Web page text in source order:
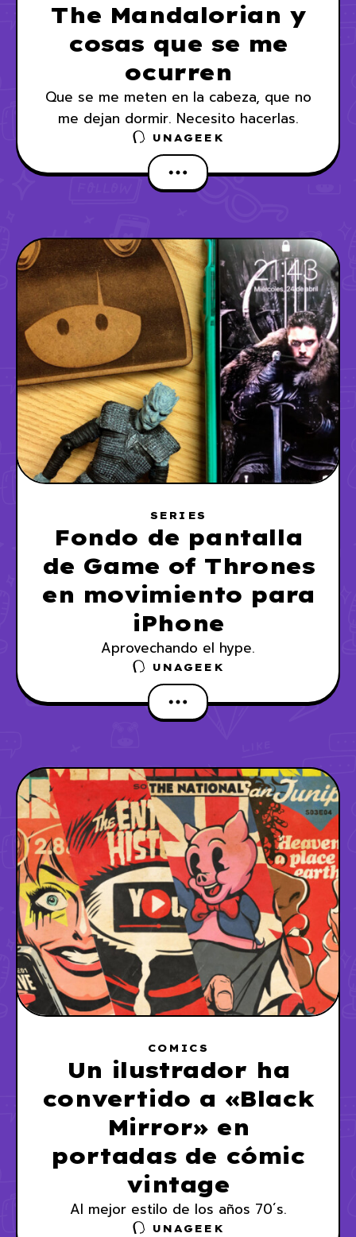
The Mandalorian y
cosas que se me
ocurren
Que se me meten en la cabeza, que no
me dejan dormir. Necesito hacerlas.
UNAGEEK
SERIES
Fondo de pantalla
de Game of Thrones
en movimiento para
iPhone
Aprovechando el hype.
UNAGEEK
COMICS
Un ilustrador ha
convertido a «Black
Mirror» en
portadas de cómic
vintage
Al mejor estilo de los años 70´s.
UNAGEEK